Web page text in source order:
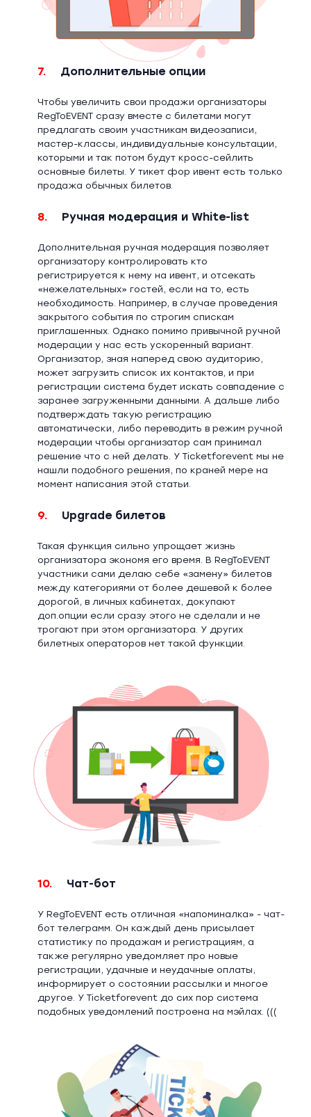
7. Дополнительные опции
Чтобы увеличить свои продажи организаторы
RegToEVENT сразу вместе с билетами могут
предлагать своим участникам видеозаписи,
мастер-классы, индивидуальные консультации,
которыми и так потом будут кросс-сейлить
основные билеты. У тикет фор ивент есть только
продажа обычных билетов.
8. Ручная модерация и White-list
Дополнительная ручная модерация позволяет
организатору контролировать кто
регистрируется к нему на ивент, и отсекать
«нежелательных» гостей, если на то, есть
необходимость. Например, в случае проведения
закрытого события по строгим спискам
приглашенных. Однако помимо привычной ручной
модерации у нас есть ускоренный вариант.
Организатор, зная наперед свою аудиторию,
может загрузить список их контактов, и при
регистрации система будет искать совпадение с
заранее загруженными данными. А дальше либо
подтверждать такую регистрацию
автоматически, либо переводить в режим ручной
модерации чтобы организатор сам принимал
решение что с ней делать. У Ticketforevent мы не
нашли подобного решения, по краней мере на
момент написания этой статьи.
9. Upgrade билетов
Такая функция сильно упрощает жизнь
организатора экономя его время. В RegToEVENT
участники сами делаю себе «замену» билетов
между категориями от более дешевой к более
дорогой, в личных кабинетах, докупают
доп.опции если сразу этого не сделали и не
трогают при этом организатора. У других
билетных операторов нет такой функции.
10. Чат-бот
У RegToEVENT есть отличная «напоминалка» - чат-
бот телеграмм. Он каждый день присылает
статистику по продажам и регистрациям, а
также регулярно уведомляет про новые
регистрации, удачные и неудачные оплаты,
информирует о состоянии рассылки и многое
другое. У Ticketforevent до сих пор система
подобных уведомлений построена на мэйлах. (((